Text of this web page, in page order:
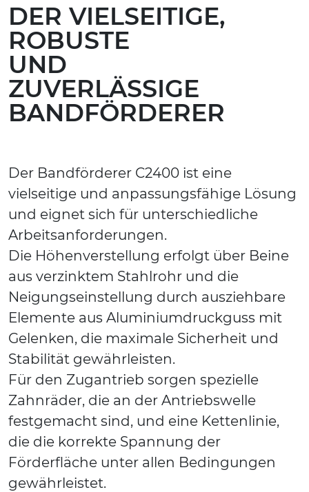
DER VIELSEITIGE,
ROBUSTE
UND
ZUVERLÄSSIGE
BANDFÖRDERER
Der Bandförderer C2400 ist eine
vielseitige und anpassungsfähige Lösung
und eignet sich für unterschiedliche
Arbeitsanforderungen.
Die Höhenverstellung erfolgt über Beine
aus verzinktem Stahlrohr und die
Neigungseinstellung durch ausziehbare
Elemente aus Aluminiumdruckguss mit
Gelenken, die maximale Sicherheit und
Stabilität gewährleisten.
Für den Zugantrieb sorgen spezielle
Zahnräder, die an der Antriebswelle
festgemacht sind, und eine Kettenlinie,
die die korrekte Spannung der
Förderfläche unter allen Bedingungen
gewährleistet.